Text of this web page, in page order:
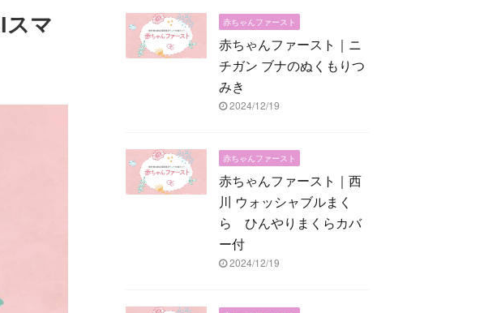
スマ
赤ちゃんファースト
赤ちゃんファースト｜ニ
チガン ブナのぬくもりつ
みき
2024/12/19
赤ちゃんファースト
赤ちゃんファースト｜西
川 ウォッシャブルまく
ら ひんやりまくらカバ
ー付
2024/12/19